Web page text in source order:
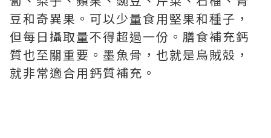
豆和奇異果。可以少量食用堅果和種子，
但每日攝取量不得超過一份。膳食補充鈣
質也至關重要。墨魚骨，也就是烏賊殼，
就非常適合用鈣質補充。